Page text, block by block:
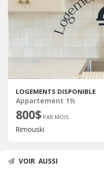
LOGEMENTS DISPONIBLE
Appartement 1½
800$ PAR MOIS
Rimouski
VOIR AUSSI